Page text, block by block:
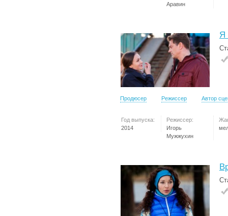
Аравин
Я
Продюсер Режиссер Автор
Год выпуска:
2014
Режиссер:
Игорь
Мужжухин